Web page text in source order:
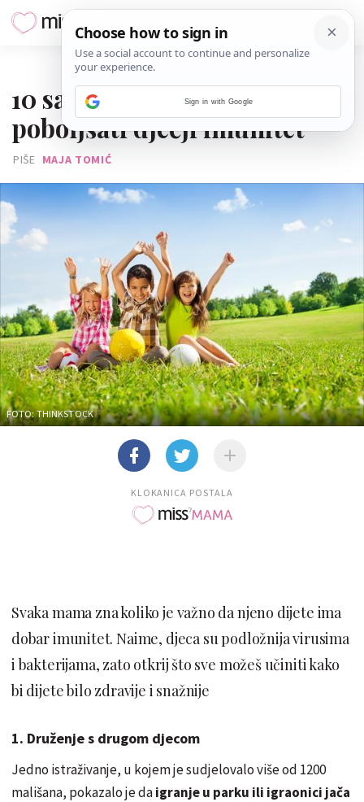
10 savjeta kako jednostavno
poboljšati dječji imunitet
PIŠE MAJA TOMIĆ
FOTO: THINKSTOCK
KLOKANICA POSTALA
Svaka mama zna koliko je važno da njeno dijete ima
dobar imunitet. Naime, djeca su podložnija virusima
i bakterijama, zato otkrij što sve možeš učiniti kako
bi dijete bilo zdravije i snažnije
1. Druženje s drugom djecom
Jedno istraživanje, u kojem je sudjelovalo više od 1200
mališana, pokazalo je daigranje u parku ili igraonici jača
Sign in with Google